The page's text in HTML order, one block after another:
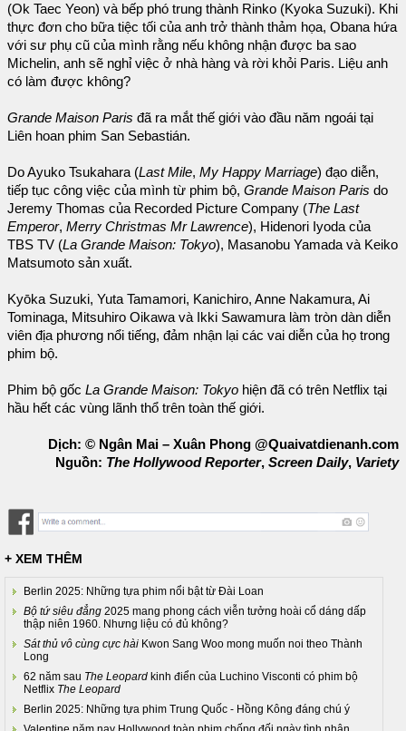
(Ok Taec Yeon) và bếp phó trung thành Rinko (Kyoka Suzuki). Khi
thực đơn cho bữa tiệc tối của anh trở thành thảm họa, Obana hứa
với sư phụ cũ của mình rằng nếu không nhận được ba sao
Michelin, anh sẽ nghỉ việc ở nhà hàng và rời khỏi Paris. Liệu anh
có làm được không?
Grande Maison Paris đã ra mắt thế giới vào đầu năm ngoái tại
Liên hoan phim San Sebastián.
Do Ayuko Tsukahara (Last Mile, My Happy Marriage) đạo diễn,
tiếp tục công việc của mình từ phim bộ, Grande Maison Paris do
Jeremy Thomas của Recorded Picture Company (The Last
Emperor, Merry Christmas Mr Lawrence), Hidenori Iyoda của
TBS TV (La Grande Maison: Tokyo), Masanobu Yamada và Keiko
Matsumoto sản xuất.
Kyōka Suzuki, Yuta Tamamori, Kanichiro, Anne Nakamura, Ai
Tominaga, Mitsuhiro Oikawa và Ikki Sawamura làm tròn dàn diễn
viên địa phương nổi tiếng, đảm nhận lại các vai diễn của họ trong
phim bộ.
Phim bộ gốc La Grande Maison: Tokyo hiện đã có trên Netflix tại
hầu hết các vùng lãnh thổ trên toàn thế giới.
Dịch: © Ngân Mai – Xuân Phong @Quaivatdienanh.com
Nguồn: The Hollywood Reporter, Screen Daily, Variety
+ XEM THÊM
Berlin 2025: Những tựa phim nổi bật từ Đài Loan
Bộ tứ siêu đẳng 2025 mang phong cách viễn tưởng hoài cổ dáng dấp
thập niên 1960. Nhưng liệu có đủ không?
Sát thủ vô cùng cực hài Kwon Sang Woo mong muốn noi theo Thành
Long
62 năm sau The Leopard kinh điển của Luchino Visconti có phim bộ
Netflix The Leopard
Berlin 2025: Những tựa phim Trung Quốc - Hồng Kông đáng chú ý